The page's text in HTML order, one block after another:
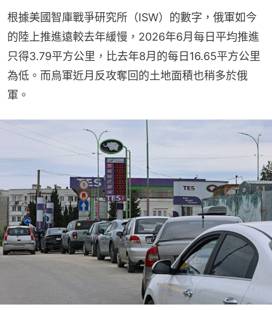
根據美國智庫戰爭研究所（ISW）的數字，俄軍如今
的陸上推進遠較去年緩慢，2026年6月每日平均推進
只得3.79平方公里，比去年8月的每日16.65平方公里
為低。而烏軍近月反攻奪回的土地面積也稍多於俄
軍。